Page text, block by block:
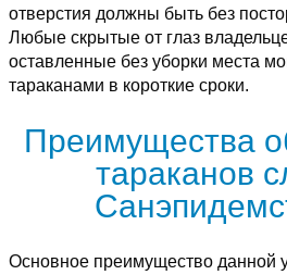
отверстия должны быть без
Любые скрытые от глаз
оставленные без уборки места
тараканами в короткие сроки.
Преимущества
тараканов
Основное преимущество данной